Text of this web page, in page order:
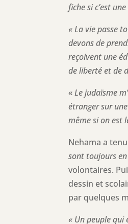
fiche si c’est
« La vie passe
devons de
reçoivent une
de liberté et de
«Le judaïsme
étranger sur
même si on est
Nehama a
sont toujours
volontaires.
dessin et
par quelques
« Un peuple